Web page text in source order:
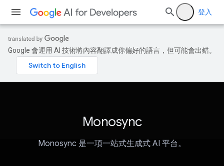
登入
Google 會運用 AI 技術將內容翻譯成你偏好的語言，但可能會出錯。
Monosync
Monosync 是一項一站式生成式 AI 平台。